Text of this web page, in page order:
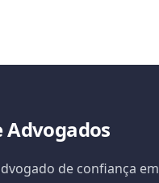
de confiança em